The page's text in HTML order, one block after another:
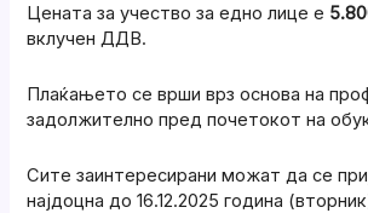
Цената за учество за едно лице е
вклучен ДДВ.
Плаќањето се врши врз основа на
задолжително пред почетокот на
Сите заинтересирани можат да се
најдоцна до 16.12.2025 година